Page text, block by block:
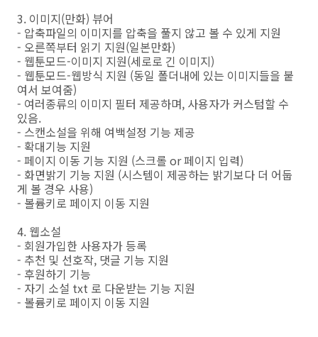
3. 이미지(만화) 뷰어
- 압축파일의 이미지를 압축을 풀지 않고 볼 수 있게 지원
- 오른쪽부터 읽기 지원(일본만화)
- 웹툰모드-이미지 지원(세로로 긴 이미지)
- 웹툰모드-웹방식 지원 (동일 폴더내에 있는 이미지들을 붙
여서 보여줌)
- 여러종류의 이미지 필터 제공하며, 사용자가 커스텀할 수
있음.
- 스캔소설을 위해 여백설정 기능 제공
- 확대기능 지원
- 페이지 이동 기능 지원 (스크롤 or 페이지 입력)
- 화면밝기 기능 지원 (시스템이 제공하는 밝기보다 더 어둡
게 볼 경우 사용)
- 볼륨키로 페이지 이동 지원
4. 웹소설
- 회원가입한 사용자가 등록
- 추천 및 선호작, 댓글 기능 지원
- 후원하기 기능
- 자기 소설 txt 로 다운받는 기능 지원
- 볼륨키로 페이지 이동 지원